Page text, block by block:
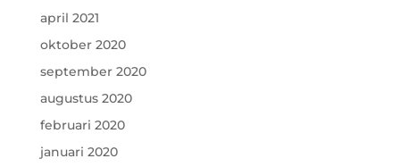
april 2021
oktober 2020
september 2020
augustus 2020
februari 2020
januari 2020